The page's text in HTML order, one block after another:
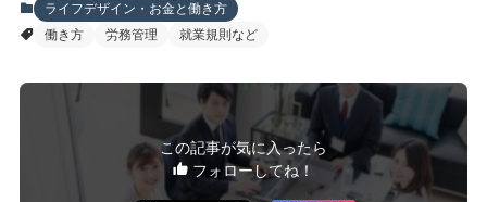
ライフデザイン・お金と働き方
働き方
労務管理 就業規則など
この記事が気に入ったら
フォローしてね！